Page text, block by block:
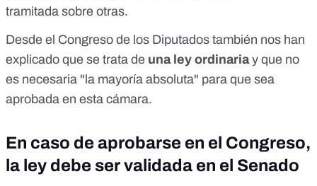
tramitada sobre otras.
Desde el Congreso de los Diputados también nos han
explicado que se trata de una ley ordinariay que no
es necesaria "la mayoría absoluta" para que sea
aprobada en esta cámara.
En caso de aprobarse en el Congreso,
la ley debe ser validada en el Senado